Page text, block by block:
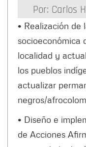
Por: Carlos
• Realización de
socioeconómica
localidad y
los pueblos
actualizar
negros/
• Diseño e
de Acciones